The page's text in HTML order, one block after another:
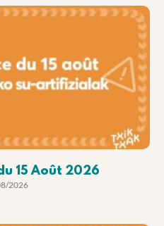
15 Août 2026
2026